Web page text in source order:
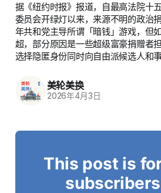
据《纽约时报》报道，自最高法院十
委员会开绿灯以来，来源不明的政治
年共和党主导所谓「暗钱」游戏，但
超，部分原因是一些超级富豪捐赠者
选择隐匿身份同时向自由派候选人和
美轮美换
2026年4月3日
This post is